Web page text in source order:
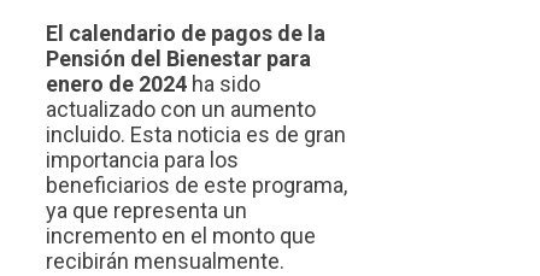
El calendario de pagos de la
Pensión del Bienestar para
enero de 2024 ha sido
actualizado con un aumento
incluido. Esta noticia es de gran
importancia para los
beneficiarios de este programa,
ya que representa un
incremento en el monto que
recibirán mensualmente.